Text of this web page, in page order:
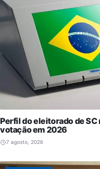
Perfil do eleitorado de
votação em 2026
7 agosto, 2026